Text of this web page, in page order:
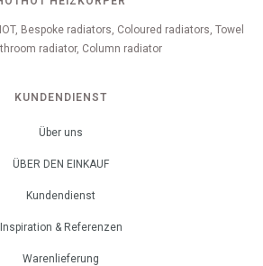
Bespoke radiators, Coloured radiators, Towel
radiator, Column radiator
KUNDENDIENST
Über uns
ÜBER DEN EINKAUF
Kundendienst
Inspiration & Referenzen
Warenlieferung